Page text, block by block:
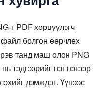
г PDF хөрвүүлэгч
болгон өөрчлөх
танд маш олон PNG
тэдгээрийг нэг нэгээр
дэмждэг. Үүнээс